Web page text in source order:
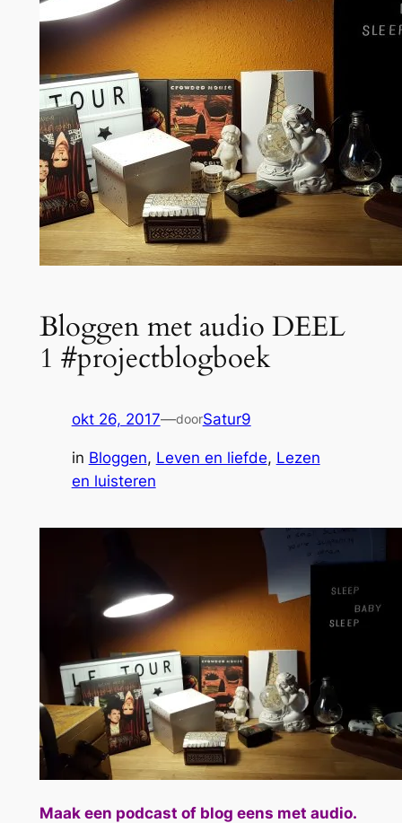
Bloggen met audio DEEL
1 #projectblogboek
okt 26, 2017—doorSatur9
in Bloggen, Leven en liefde, Lezen
en luisteren
Maak een podcast of blog eens met audio.